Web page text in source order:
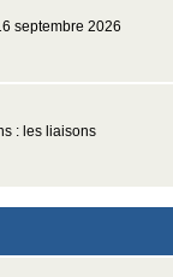
septembre 2026
: les liaisons